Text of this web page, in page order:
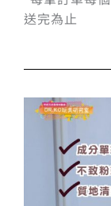
送完為止